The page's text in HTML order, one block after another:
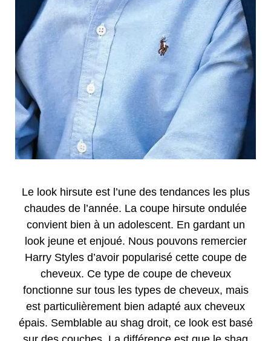
Le look hirsute est l’une des tendances les plus
chaudes de l’année. La coupe hirsute ondulée
convient bien à un adolescent. En gardant un
look jeune et enjoué. Nous pouvons remercier
Harry Styles d’avoir popularisé cette coupe de
cheveux. Ce type de coupe de cheveux
fonctionne sur tous les types de cheveux, mais
est particulièrement bien adapté aux cheveux
épais. Semblable au shag droit, ce look est basé